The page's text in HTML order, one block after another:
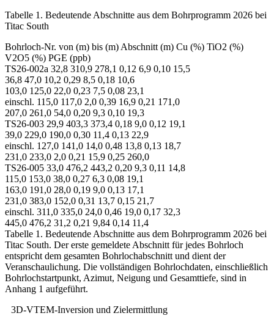
Tabelle 1. Bedeutende Abschnitte aus dem Bohrprogramm 2026 bei
Titac South
Bohrloch-Nr. von (m) bis (m) Abschnitt (m) Cu (%) TiO2 (%)
V2O5 (%) PGE (ppb)
TS26-002a 32,8 310,9 278,1 0,12 6,9 0,10 15,5
36,8 47,0 10,2 0,29 8,5 0,18 10,6
103,0 125,0 22,0 0,23 7,5 0,08 23,1
einschl. 115,0 117,0 2,0 0,39 16,9 0,21 171,0
207,0 261,0 54,0 0,20 9,3 0,10 19,3
TS26-003 29,9 403,3 373,4 0,18 9,0 0,12 19,1
39,0 229,0 190,0 0,30 11,4 0,13 22,9
einschl. 127,0 141,0 14,0 0,48 13,8 0,13 18,7
231,0 233,0 2,0 0,21 15,9 0,25 260,0
TS26-005 33,0 476,2 443,2 0,20 9,3 0,11 14,8
115,0 153,0 38,0 0,27 6,3 0,08 19,1
163,0 191,0 28,0 0,19 9,0 0,13 17,1
231,0 383,0 152,0 0,31 13,7 0,15 21,7
einschl. 311,0 335,0 24,0 0,46 19,0 0,17 32,3
445,0 476,2 31,2 0,21 9,84 0,14 11,4
Tabelle 1. Bedeutende Abschnitte aus dem Bohrprogramm 2026 bei
Titac South. Der erste gemeldete Abschnitt für jedes Bohrloch
entspricht dem gesamten Bohrlochabschnitt und dient der
Veranschaulichung. Die vollständigen Bohrlochdaten, einschließlich
Bohrlochstartpunkt, Azimut, Neigung und Gesamttiefe, sind in
Anhang 1 aufgeführt.
3D-VTEM-Inversion und Zielermittlung